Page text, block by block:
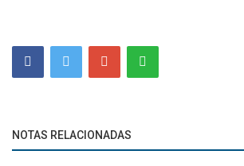
NOTAS RELACIONADAS